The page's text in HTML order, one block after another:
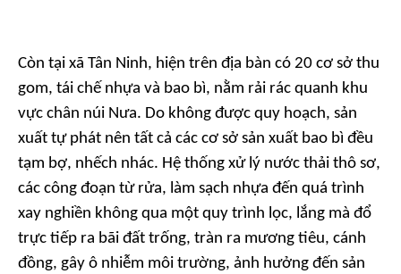
Còn tại xã Tân Ninh, hiện trên địa bàn có 20 cơ sở thu
gom, tái chế nhựa và bao bì, nằm rải rác quanh khu
vực chân núi Nưa. Do không được quy hoạch, sản
xuất tự phát nên tất cả các cơ sở sản xuất bao bì đều
tạm bợ, nhếch nhác. Hệ thống xử lý nước thải thô sơ,
các công đoạn từ rửa, làm sạch nhựa đến quá trình
xay nghiền không qua một quy trình lọc, lắng mà đổ
trực tiếp ra bãi đất trống, tràn ra mương tiêu, cánh
đồng, gây ô nhiễm môi trường, ảnh hưởng đến sản